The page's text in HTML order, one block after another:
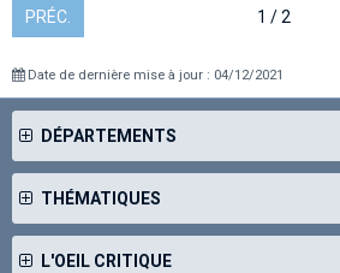
PRÉC. 1 / 2
Date de dernière mise à jour : 04/12/2021
DÉPARTEMENTS
THÉMATIQUES
L'OEIL CRITIQUE